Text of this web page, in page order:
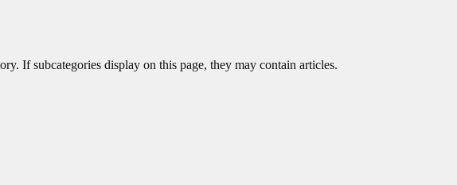
If subcategories display on this page, they may contain articles.